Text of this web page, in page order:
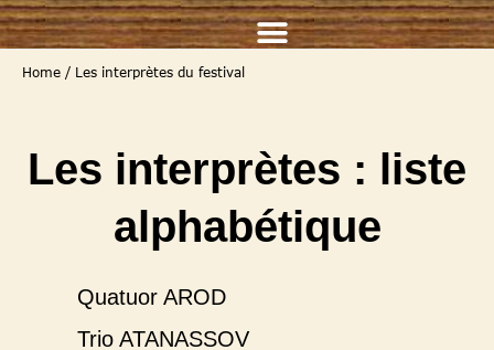
Home / Les interprètes du festival
Les interprètes : liste
alphabétique
Quatuor AROD
Trio ATANASSOV